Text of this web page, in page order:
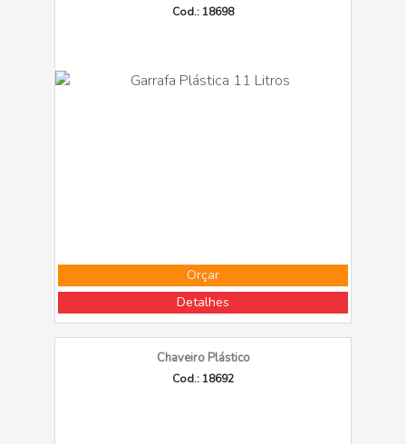
Cod.: 18698
Orçar
Detalhes
Chaveiro Plástico
Cod.: 18692